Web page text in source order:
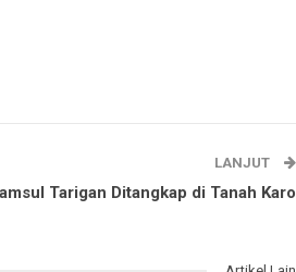
LANJUT
Tarigan Ditangkap di Tanah Karo